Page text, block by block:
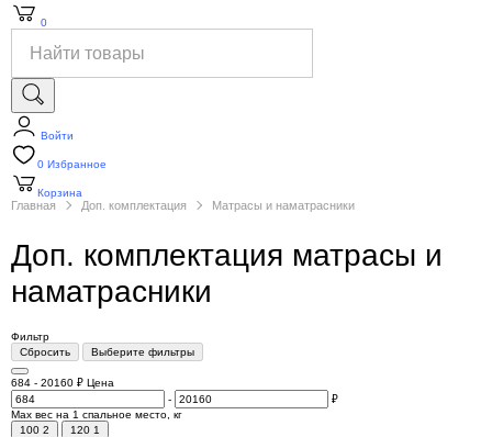
0
Войти
0 Избранное
Корзина
Главная Доп. комплектация Матрасы и наматрасники
Доп. комплектация матрасы и
наматрасники
Фильтр
Сбросить
Выберите фильтры
684 - 20160 ₽ Цена
-
₽
Max вес на 1 спальное место, кг
100 2 120 1